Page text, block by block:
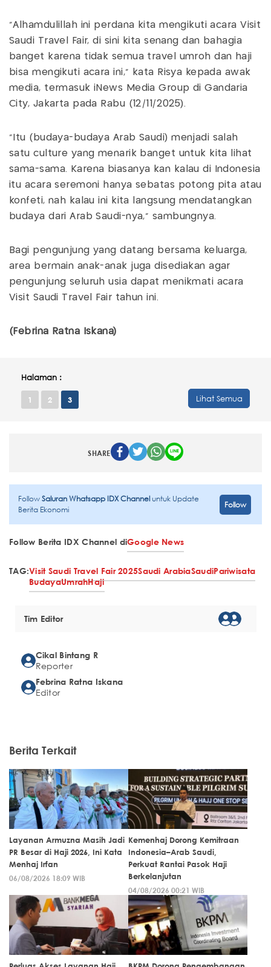
“Alhamdulillah ini perdana kita mengikuti acara Visit
Saudi Travel Fair, di sini kita senang dan bahagia
banget karena tidak semua travel umroh dan haji
bisa mengikuti acara ini,” kata Risya kepada awak
media, termasuk iNews Media Group di Gandaria
City, Jakarta pada Rabu (12/11/2025).
“Itu (budaya-budaya Arab Saudi) menjadi salah
satu culture yang menarik banget untuk kita lihat
sama-sama. Karena biasanya kan kalau di Indonesia
itu acara seremoni hanya sebatas potong pita atau
konfeti, nah kalau ini kita langsung mendatangkan
budaya dari Arab Saudi-nya,” sambungnya.
Bagi pengunjung yang datang bersama keluarga,
area bermain anak-anak juga disediakan agar
pengunjung seluruh usia dapat menikmati acara
Visit Saudi Travel Fair tahun ini.
(Febrina Ratna Iskana)
Halaman :
1 2 3 Lihat Semua
SHARE
FollowSaluran Whatsapp IDX Channeluntuk Update
Berita Ekonomi
Follow
Follow Berita IDX Channel diGoogle News
TAG:Visit Saudi Travel Fair 2025Saudi ArabiaSaudiPariwisata
BudayaUmrahHaji
Tim Editor
Cikal Bintang R
Reporter
Febrina Ratna Iskana
Editor
Berita Terkait
Layanan Armuzna Masih Jadi
PR Besar di Haji 2026, Ini Kata
Menhaj Irfan
06/08/2026 18:09 WIB
Kemenhaj Dorong Kemitraan
Indonesia–Arab Saudi,
Perkuat Rantai Pasok Haji
Berkelanjutan
04/08/2026 00:21 WIB